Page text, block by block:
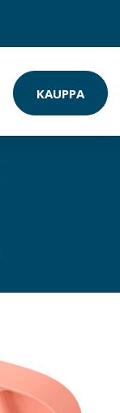
KAUPPA